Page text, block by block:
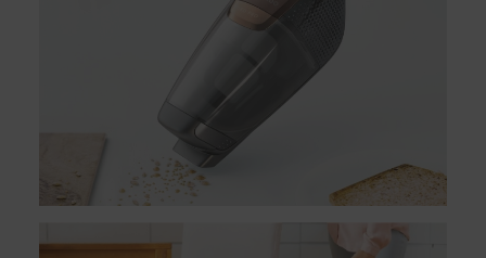
您可以於「我的訂單」內查詢訂單出貨狀態 (路徑：我的帳
實際的到貨時間依配合的物流商做安排，在無特殊狀況下
可在出貨後的兩個工作天內送達。
預購商品依商品頁面上的出貨時間安排，且有可能因實際
生產狀況有延後情況發生。
保固與售後服務